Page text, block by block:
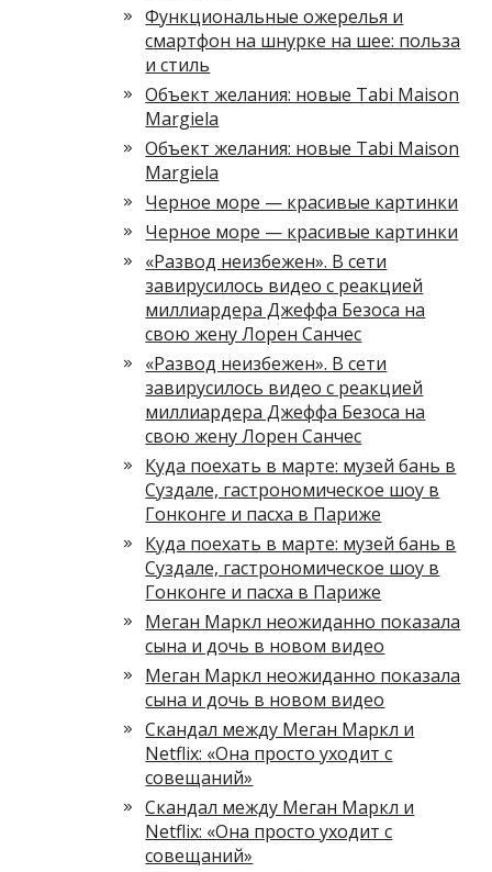
Функциональные ожерелья и
смартфон на шнурке на шее: польза
и стиль
Объект желания: новые Tabi Maison
Margiela
Объект желания: новые Tabi Maison
Margiela
Черное море — красивые картинки
Черное море — красивые картинки
«Развод неизбежен». В сети
завирусилось видео с реакцией
миллиардера Джеффа Безоса на
свою жену Лорен Санчес
«Развод неизбежен». В сети
завирусилось видео с реакцией
миллиардера Джеффа Безоса на
свою жену Лорен Санчес
Куда поехать в марте: музей бань в
Суздале, гастрономическое шоу в
Гонконге и пасха в Париже
Куда поехать в марте: музей бань в
Суздале, гастрономическое шоу в
Гонконге и пасха в Париже
Меган Маркл неожиданно показала
сына и дочь в новом видео
Меган Маркл неожиданно показала
сына и дочь в новом видео
Скандал между Меган Маркл и
Netflix: «Она просто уходит с
совещаний»
Скандал между Меган Маркл и
Netflix: «Она просто уходит с
совещаний»